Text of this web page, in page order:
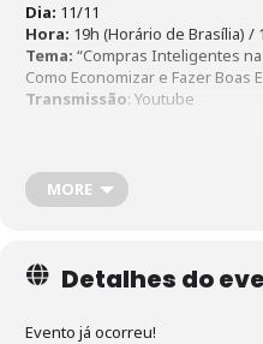
Dia: 11/11
Hora: 19h (Horário de Brasília) /
Tema: “Compras Inteligentes
Como Economizar e Fazer Boas
Transmissão: Youtube
Final de ano chegando –
inteligentes nesta época do ano!
MORE
Detalhes do
Evento já ocorreu!